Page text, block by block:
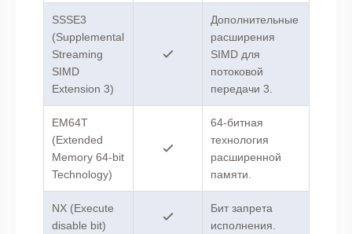
SSSE3
(Supplemental
Streaming
SIMD
Extension 3)
Дополнительные
расширения
SIMD для
потоковой
передачи 3.
EM64T
(Extended
Memory 64-bit
Technology)
64-битная
технология
расширенной
памяти.
NX (Execute
disable bit)
Бит запрета
исполнения.